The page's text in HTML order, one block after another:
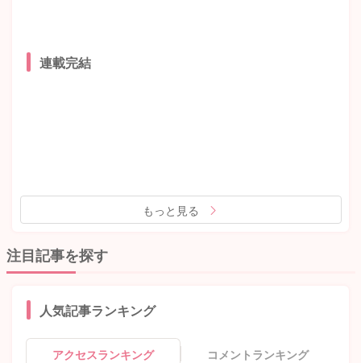
連載完結
もっと見る
注目記事を探す
人気記事ランキング
アクセスランキング コメントランキング